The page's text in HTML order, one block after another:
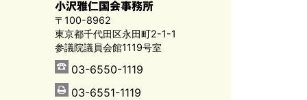
小沢雅仁国会事務所
〒100-8962
東京都千代田区永田町2-1-1
参議院議員会館1119号室
03-6550-1119
03-6551-1119